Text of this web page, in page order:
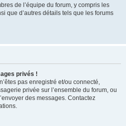
de l’équipe du forum, y compris les
que d’autres détails tels que les forums
privés !
pas enregistré et/ou connecté,
privée sur l’ensemble du forum, ou
des messages. Contactez